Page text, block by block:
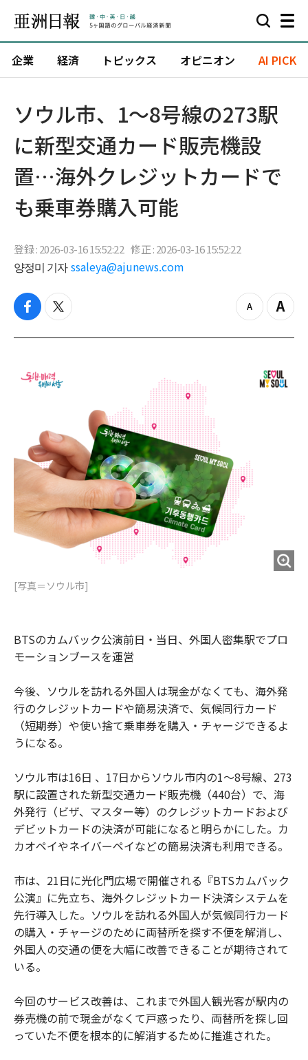
企業 経済 トピックス オピニオン AI PICK
ソウル市、1〜8号線の273駅
に新型交通カード販売機設
置…海外クレジットカードで
も乗車券購入可能
登録 : 2026-03-16 15:52:22 修正 : 2026-03-16 15:52:22
양정미 기자 ssaleya@ajunews.com
f
c
o
t
i
e
r
z
o
Z
o
n
[写真＝ソウル市]
BTSのカムバック公演前日・当日、外国人密集駅でプロ
モーションブースを運営
今後、ソウルを訪れる外国人は現金がなくても、海外発
行のクレジットカードや簡易決済で、気候同行カード
（短期券）や使い捨て乗車券を購入・チャージできるよ
うになる。
ソウル市は16日 、17日からソウル市内の1〜8号線、273
駅に設置された新型交通カード販売機（440台）で、海
外発行（ビザ、マスター等）のクレジットカードおよび
デビットカードの決済が可能になると明らかにした。カ
カオペイやネイバーペイなどの簡易決済も利用できる。
市は、21日に光化門広場で開催される『BTSカムバック
公演』に先立ち、海外クレジットカード決済システムを
先行導入した。ソウルを訪れる外国人が気候同行カード
の購入・チャージのために両替所を探す不便を解消し、
外国人の交通の便を大幅に改善できることが期待されて
いる。
今回のサービス改善は、これまで外国人観光客が駅内の
券売機の前で現金がなくて戸惑ったり、両替所を探し回
っていた不便を根本的に解消するために推進された。